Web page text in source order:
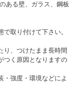
ある壁、ガラス、鋼板
取り付けて下さい。
り、つけたまま長時間
つく原因となりますの
強度・環境などによ